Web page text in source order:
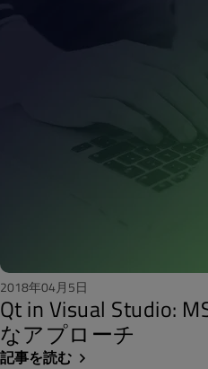
2018年04月5日
Qt in Visual Studio:
なアプローチ
記事を読む